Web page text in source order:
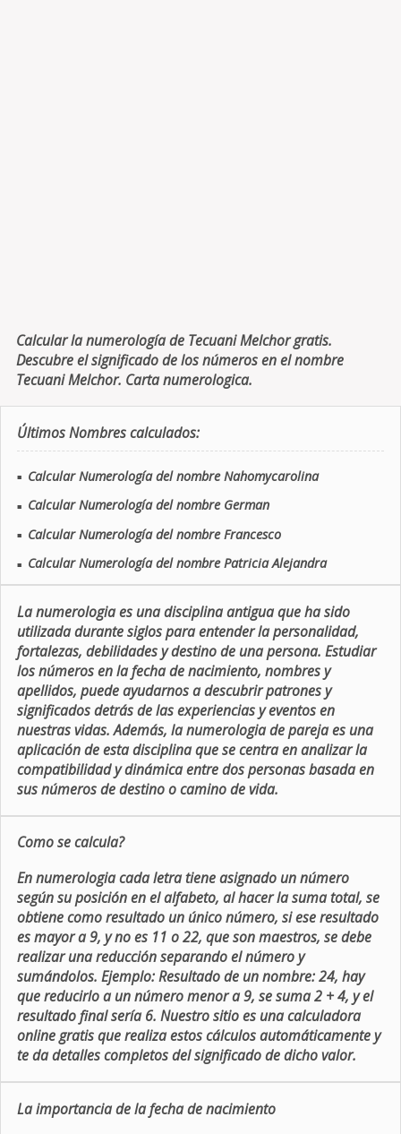
Calcular la numerología de Tecuani Melchor gratis.
Descubre el significado de los números en el nombre
Tecuani Melchor. Carta numerologica.
Últimos Nombres calculados:
■ Calcular Numerología del nombre Nahomycarolina
■ Calcular Numerología del nombre German
■ Calcular Numerología del nombre Francesco
■ Calcular Numerología del nombre Patricia Alejandra
La numerologia es una disciplina antigua que ha sido
utilizada durante siglos para entender la personalidad,
fortalezas, debilidades y destino de una persona. Estudiar
los números en la fecha de nacimiento, nombres y
apellidos, puede ayudarnos a descubrir patrones y
significados detrás de las experiencias y eventos en
nuestras vidas. Además, la numerologia de pareja es una
aplicación de esta disciplina que se centra en analizar la
compatibilidad y dinámica entre dos personas basada en
sus números de destino o camino de vida.
Como se calcula?
En numerologia cada letra tiene asignado un número
según su posición en el alfabeto, al hacer la suma total, se
obtiene como resultado un único número, si ese resultado
es mayor a 9, y no es 11 o 22, que son maestros, se debe
realizar una reducción separando el número y
sumándolos. Ejemplo: Resultado de un nombre: 24, hay
que reducirlo a un número menor a 9, se suma 2 + 4, y el
resultado final sería 6. Nuestro sitio es una calculadora
online gratis que realiza estos cálculos automáticamente y
te da detalles completos del significado de dicho valor.
La importancia de la fecha de nacimiento